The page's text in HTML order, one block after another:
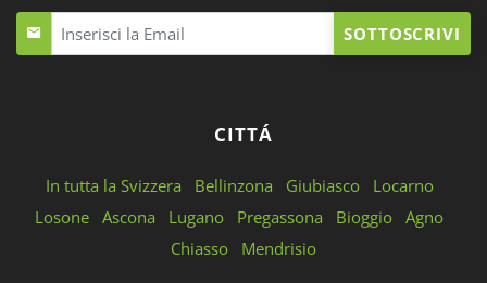
SOTTOSCRIVI
CITTÁ
In tutta la Svizzera Bellinzona Giubiasco
Locarno
Losone Ascona Lugano Pregassona Bioggio Agno
Chiasso
Mendrisio